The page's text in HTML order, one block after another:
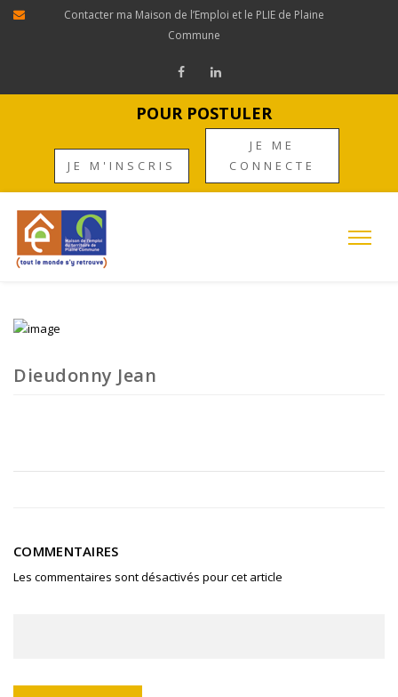
Contacter ma Maison de l’Emploi et le PLIE de Plaine
Commune
POUR POSTULER
JE M'INSCRIS
JE ME
CONNECTE
Dieudonny Jean
COMMENTAIRES
Les commentaires sont désactivés pour cet article